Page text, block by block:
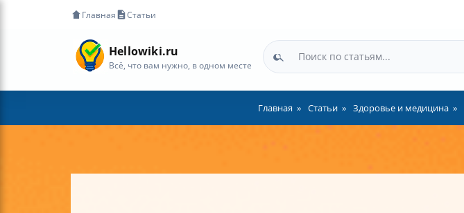
Главная Статьи
Hellowiki.ru
Всё, что вам нужно, в одном месте
Главная Статьи Здоровье и медицина